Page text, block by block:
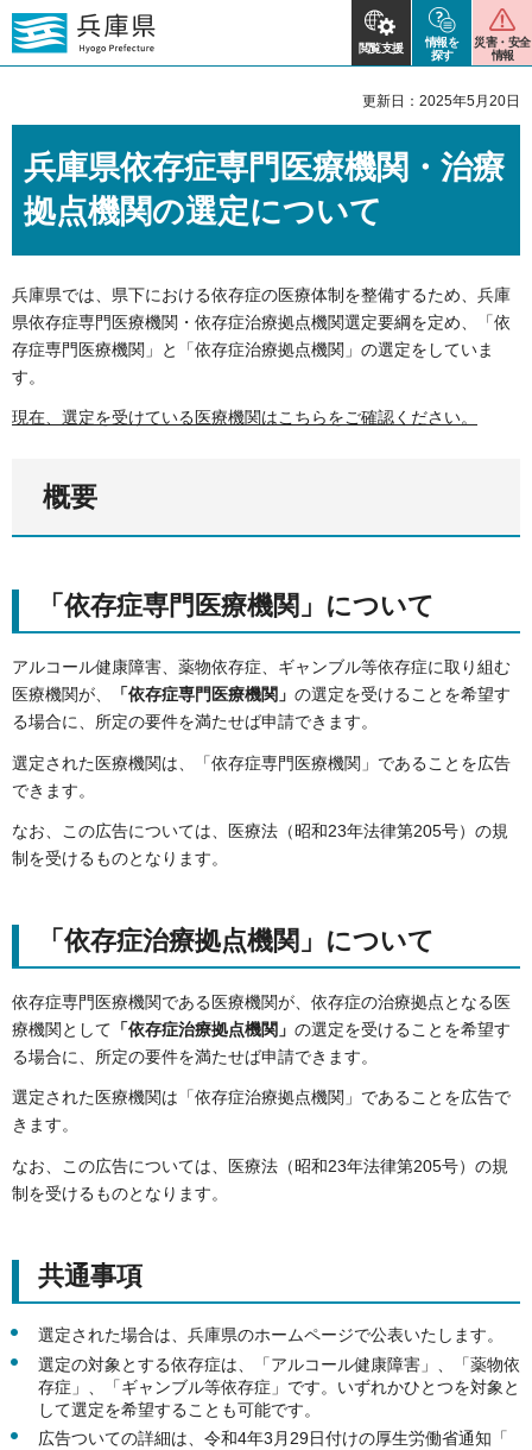
閲覧支援
情報を
探す
災害・安全
情報
更新日：2025年5月20日
兵庫県依存症専門医療機関・治療
拠点機関の選定について
兵庫県では、県下における依存症の医療体制を整備するため、兵庫
県依存症専門医療機関・依存症治療拠点機関選定要綱を定め、「依
存症専門医療機関」と「依存症治療拠点機関」の選定をしていま
す。
現在、選定を受けている医療機関はこちらをご確認ください。
概要
「依存症専門医療機関」について
アルコール健康障害、薬物依存症、ギャンブル等依存症に取り組む
医療機関が、
「依存症専門医療機関」 の選定を受けることを希望す
る場合に、所定の要件を満たせば申請できます。
選定された医療機関は、「依存症専門医療機関」であることを広告
できます。
なお、この広告については、医療法（昭和23年法律第205号）の規
制を受けるものとなります。
「依存症治療拠点機関」について
依存症専門医療機関である医療機関が、依存症の治療拠点となる医
療機関として 「依存症治療拠点機関」 の選定を受けることを希望す
る場合に、所定の要件を満たせば申請できます。
選定された医療機関は「依存症治療拠点機関」であることを広告で
きます。
なお、この広告については、医療法（昭和23年法律第205号）の規
制を受けるものとなります。
共通事項
選定された場合は、兵庫県のホームページで公表いたします。
選定の対象とする依存症は、「アルコール健康障害」、「薬物依
存症」、「ギャンブル等依存症」です。いずれかひとつを対象と
して選定を希望することも可能です。
広告ついての詳細は、令和4年3月29日付けの厚生労働省通知「